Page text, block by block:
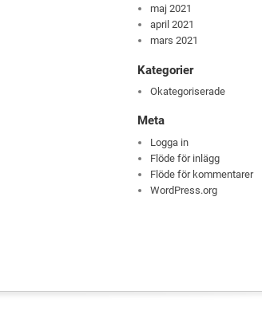
maj 2021
april 2021
mars 2021
Kategorier
Okategoriserade
Meta
Logga in
Flöde för inlägg
Flöde för kommentarer
WordPress.org